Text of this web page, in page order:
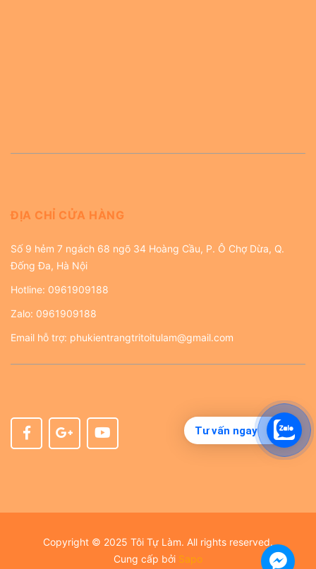
Tư vấn ngay
ĐỊA CHỈ CỬA HÀNG
Số 9 hẻm 7 ngách 68 ngõ 34 Hoàng Cầu, P. Ô Chợ Dừa, Q.
Đống Đa, Hà Nội
Hotline: 0961909188
Zalo: 0961909188
Email hỗ trợ: phukientrangtritoitulam@gmail.com
Copyright © 2025 Tôi Tự Làm. All rights reserved.
Cung cấp bởi Sapo